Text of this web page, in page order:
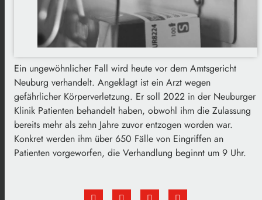
Ein ungewöhnlicher Fall wird heute vor dem Amtsgericht
Neuburg verhandelt. Angeklagt ist ein Arzt wegen
gefährlicher Körperverletzung. Er soll 2022 in der Neuburger
Klinik Patienten behandelt haben, obwohl ihm die Zulassung
bereits mehr als zehn Jahre zuvor entzogen worden war.
Konkret werden ihm über 650 Fälle von Eingriffen an
Patienten vorgeworfen, die Verhandlung beginnt um 9 Uhr.